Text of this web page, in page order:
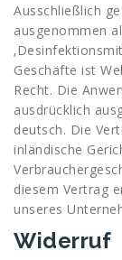
Ausschließlich
ausgenommen
Geschäfte ist
Recht. Die
ausdrücklich
deutsch. Die
inländische
diesem Vertrag
unseres
Widerruf